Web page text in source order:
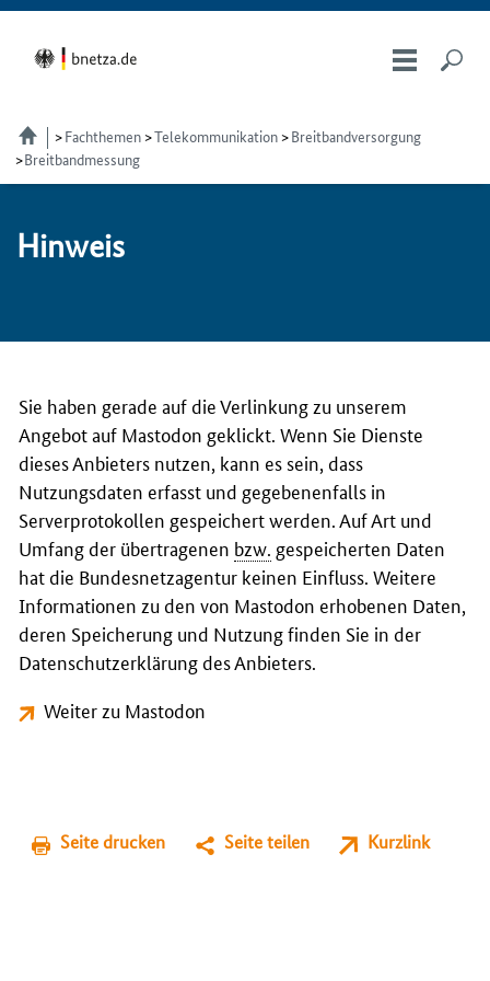
Fachthemen Telekom­munikation
Breitbandversorgung
Breitbandmessung
Hin­weis
Sie haben gerade auf die Verlinkung zu unserem
Angebot auf Mastodon geklickt. Wenn Sie Dienste
dieses Anbieters nutzen, kann es sein, dass
Nutzungsdaten erfasst und gegebenenfalls in
Serverprotokollen gespeichert werden. Auf Art und
Umfang der übertragenen bzw. gespeicherten Daten
hat die Bundesnetzagentur keinen Einfluss. Weitere
Informationen zu den von Mastodon erhobenen Daten,
deren Speicherung und Nutzung finden Sie in der
Datenschutzerklärung des Anbieters.
Weiter zu Mastodon
Seite drucken Seite teilen Kurzlink